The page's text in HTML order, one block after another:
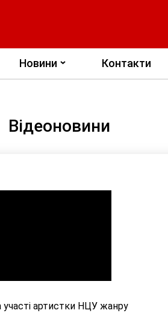
Новини Контакти
Відеоновини
участі артистки НЦУ жанру